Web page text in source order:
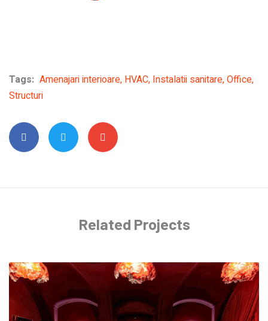
Tags: Amenajari interioare, HVAC, Instalatii sanitare,Office,
Structuri
Related Projects